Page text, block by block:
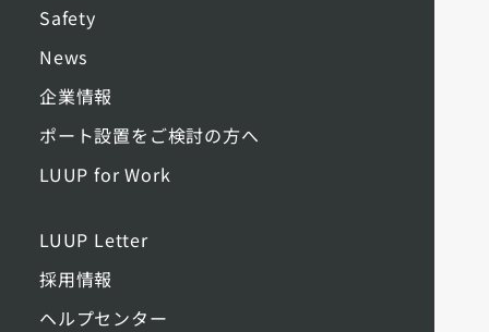
Safety
News
企業情報
ポート設置をご検討の方へ
LUUP for Work
LUUP Letter
採用情報
ヘルプセンター